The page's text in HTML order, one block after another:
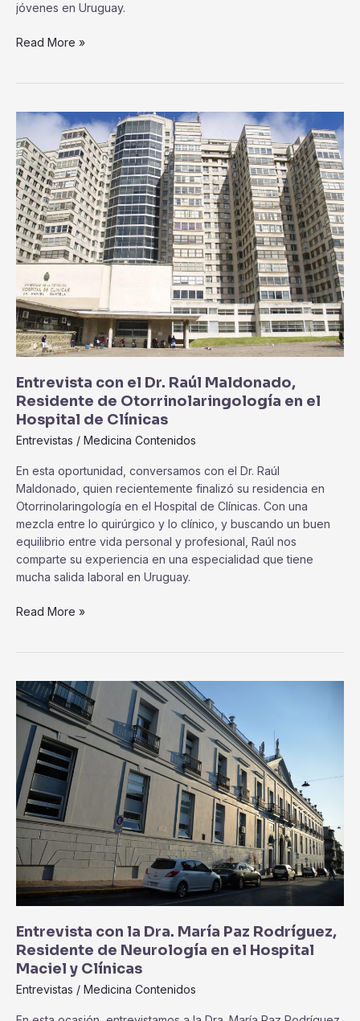
jóvenes en Uruguay.
Read More »
Entrevista con el Dr. Raúl Maldonado,
Residente de Otorrinolaringología en el
Hospital de Clínicas
Entrevistas / Medicina Contenidos
En esta oportunidad, conversamos con el Dr. Raúl
Maldonado, quien recientemente finalizó su residencia en
Otorrinolaringología en el Hospital de Clínicas. Con una
mezcla entre lo quirúrgico y lo clínico, y buscando un buen
equilibrio entre vida personal y profesional, Raúl nos
comparte su experiencia en una especialidad que tiene
mucha salida laboral en Uruguay.
Entrevista
con
el
Dr.
Raúl
Maldonado,
Residente
de
Otorrinolaringología
el
Hospital
de
Clínicas
Read More »
Entrevista con la Dra. María Paz Rodríguez,
Residente de Neurología en el Hospital
Maciel y Clínicas
Entrevistas / Medicina Contenidos
Entrevista
con
la
Dra.
María
Paz
Rodríguez,
Residente
de
Neurología
en
el
Hospital
y
Clínicas